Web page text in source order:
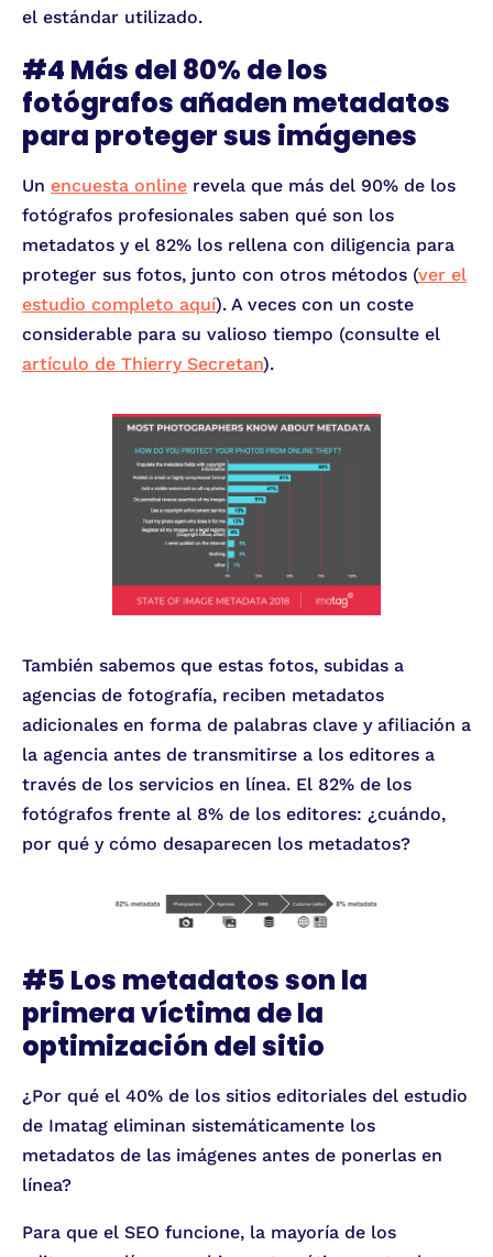
el estándar utilizado.
#4 Más del 80% de los
fotógrafos añaden metadatos
para proteger sus imágenes
Un encuesta online revela que más del 90% de los
fotógrafos profesionales saben qué son los
metadatos y el 82% los rellena con diligencia para
proteger sus fotos, junto con otros métodos (ver el
estudio completo aquí). A veces con un coste
considerable para su valioso tiempo (consulte el
artículo de Thierry Secretan).
También sabemos que estas fotos, subidas a
agencias de fotografía, reciben metadatos
adicionales en forma de palabras clave y afiliación a
la agencia antes de transmitirse a los editores a
través de los servicios en línea. El 82% de los
fotógrafos frente al 8% de los editores: ¿cuándo,
por qué y cómo desaparecen los metadatos?
#5 Los metadatos son la
primera víctima de la
optimización del sitio
¿Por qué el 40% de los sitios editoriales del estudio
de Imatag eliminan sistemáticamente los
metadatos de las imágenes antes de ponerlas en
línea?
Para que el SEO funcione, la mayoría de los